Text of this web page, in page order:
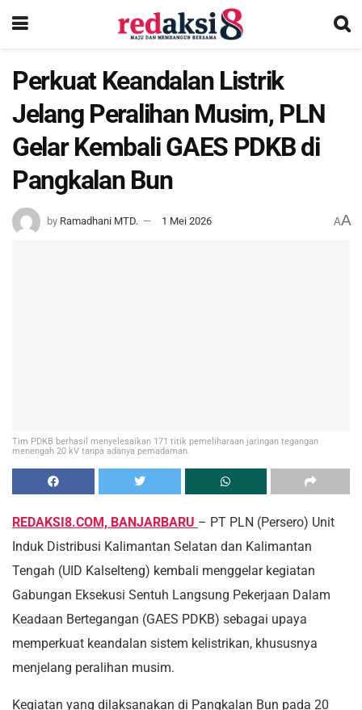
Perkuat Keandalan Listrik
Jelang Peralihan Musim, PLN
Gelar Kembali GAES PDKB di
Pangkalan Bun
by Ramadhani MTD. 1 Mei 2026 AA
Tim PDKB berhasil menyelesaikan 171 titik pemeliharaan jaringan tegangan
menengah 20 kV tanpa adanya pemadaman.
REDAKSI8.COM, BANJARBARU – PT PLN (Persero) Unit
Induk Distribusi Kalimantan Selatan dan Kalimantan
Tengah (UID Kalselteng) kembali menggelar kegiatan
Gabungan Eksekusi Sentuh Langsung Pekerjaan Dalam
Keadaan Bertegangan (GAES PDKB) sebagai upaya
memperkuat keandalan sistem kelistrikan, khususnya
menjelang peralihan musim.
Kegiatan yang dilaksanakan di Pangkalan Bun pada 20